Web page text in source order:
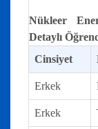
Nükleer
Detaylı
Cinsiyet
Erkek
Erkek